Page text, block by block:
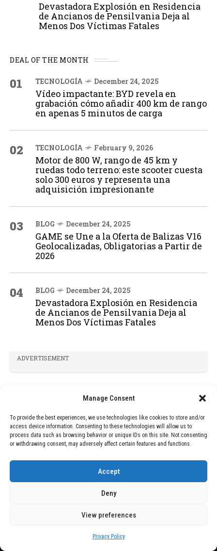
Manage Consent
To provide the best experiences, we use technologies like cookies to store and/or
access device information. Consenting to these technologies will allow us to
process data such as browsing behavior or unique IDs on this site. Not consenting
or withdrawing consent, may adversely affect certain features and functions.
Accept
Deny
View preferences
Privacy Policy
Devastadora Explosión en Residencia
de Ancianos de Pensilvania Deja al
Menos Dos Víctimas Fatales
DEAL OF THE MONTH
01 TECNOLOGÍA December 24, 2025
Vídeo impactante: BYD revela en
grabación cómo añadir 400 km de rango
en apenas 5 minutos de carga
02 TECNOLOGÍA February 9, 2026
Motor de 800 W, rango de 45 km y
ruedas todo terreno: este scooter cuesta
solo 300 euros y representa una
adquisición impresionante
03 BLOG December 24, 2025
GAME se Une a la Oferta de Balizas V16
Geolocalizadas, Obligatorias a Partir de
2026
04 BLOG December 24, 2025
Devastadora Explosión en Residencia
de Ancianos de Pensilvania Deja al
Menos Dos Víctimas Fatales
ADVERTISEMENT